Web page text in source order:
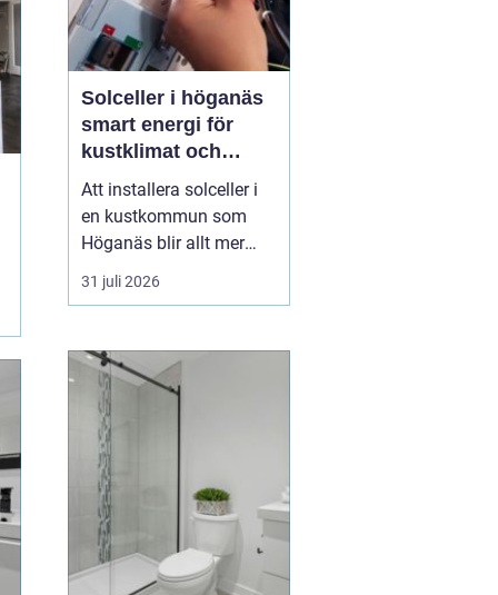
Solceller i höganäs
smart energi för
kustklimat och
framtid
Att installera solceller i
en kustkommun som
Höganäs blir allt mer
attraktivt, både för
villaägare,
och företag.
Kombinationen av bra
solförutsättningar,
stigande energipriser
och olika stödformer gör
att fler börjar räkna på
e...
31 juli 2026